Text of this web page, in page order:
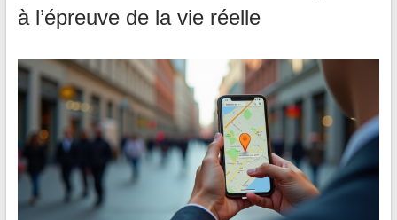
à l’épreuve de la vie réelle